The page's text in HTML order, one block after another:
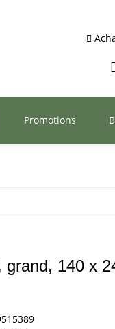
Promotions
grand, 140 x